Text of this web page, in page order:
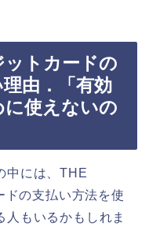
トカードの
由．「有効
使えないの
中には、THE
の支払い方法を使
人もいるかもしれま